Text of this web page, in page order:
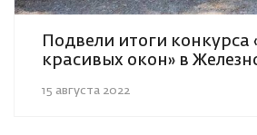
Подвели итоги конкурса
красивых окон» в
15 августа 2022